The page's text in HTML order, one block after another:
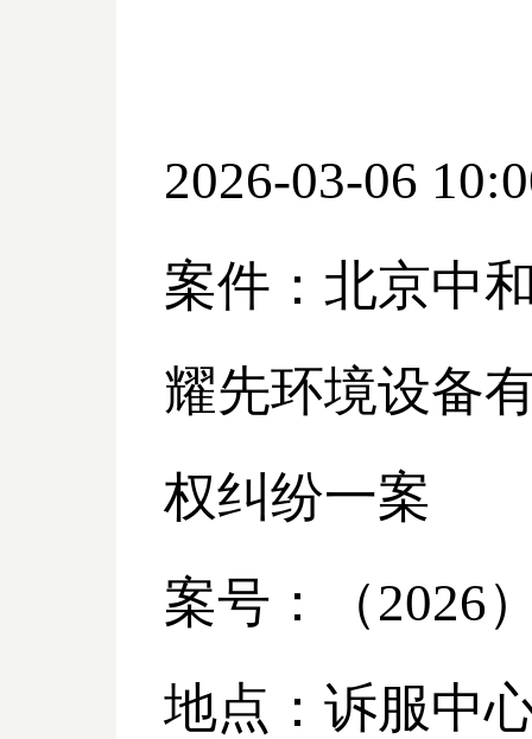
2026-03-06
案件：北京中
耀先环境设备
权纠纷一案
案号：（2026
地点：诉服中